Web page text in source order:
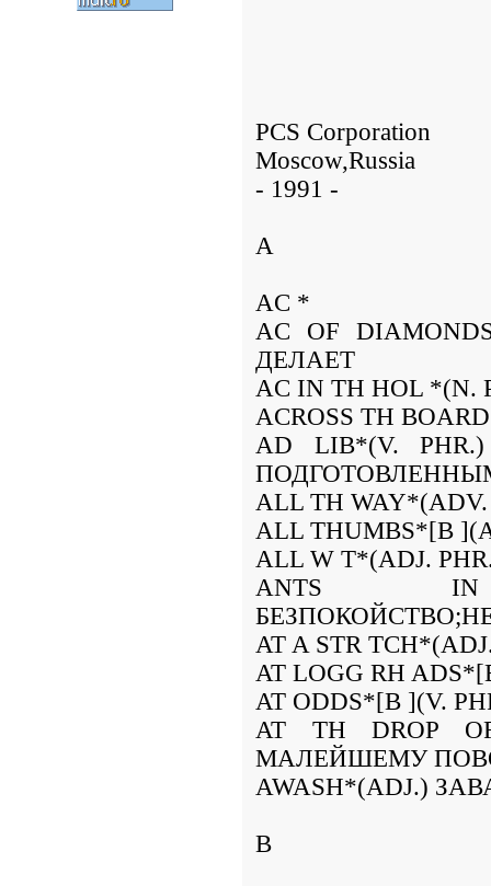
PCS Corporation
Moscow,Russia
- 1991 -
A
AC *
AC OF
ДЕЛАЕТ
AC IN TH HOL
ACROSS TH
AD LIB*(V.
ALL TH
ALL THUMBS*[B
ALL W T*(ADJ.
ANTS
AT A STR
AT LOGG RH
AT ODDS*[B ](V.
AT TH DROP
МАЛЕЙШЕМУ
AWASH*(ADJ.)
B